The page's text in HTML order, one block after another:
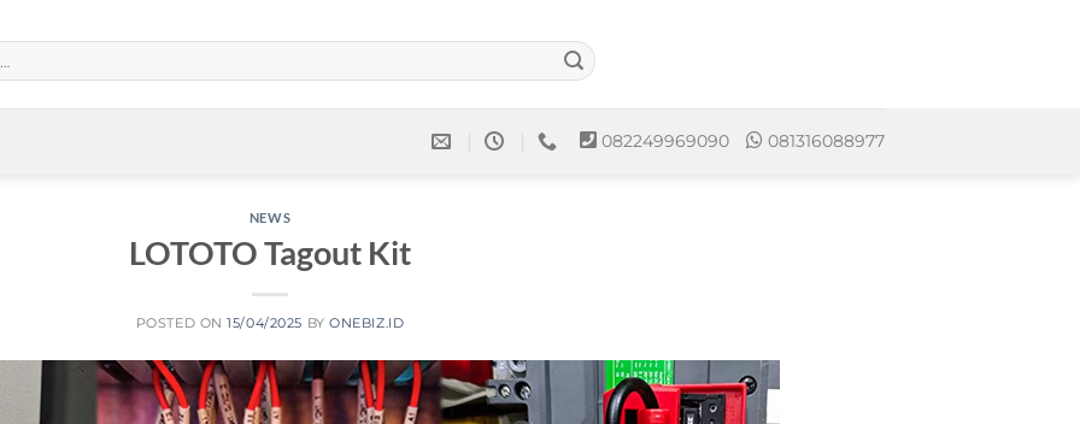
082249969090 081316088977
NEWS
LOTOTO Tagout Kit
POSTED ON15/04/2025 BYONEBIZ.ID